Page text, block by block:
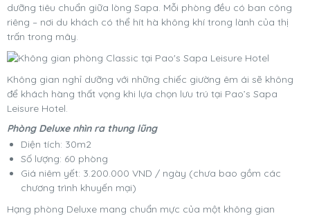
dưỡng tiêu chuẩn giữa lòng Sapa. Mỗi phòng đều có ban công
riêng – nơi du khách có thể hít hà không khí trong lành của thị
trấn trong mây.​
Không gian nghỉ dưỡng với những chiếc giường êm ái sẽ không
để khách hàng thất vọng khi lựa chọn lưu trú tại Pao’s Sapa
Leisure Hotel.
Phòng Deluxe nhìn ra thung lũng
Diện tích: 30m2
Số lượng: 60 phòng
Giá niêm yết: 3.200.000 VND / ngày (chưa bao gồm các
chương trình khuyến mại)
Hạng phòng Deluxe mang chuẩn mực của một không gian